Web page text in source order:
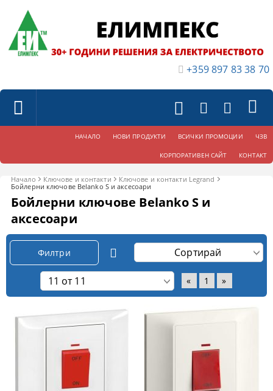
+359 897 83 38 70
НАЧАЛО НОВИ ПРОДУКТИ ВСИЧКИ ПРОМОЦИИ ЧЗВ
КОРПОРАТИВЕН САЙТ КОНТАКТ
Начало Ключове и контакти
Ключове и контакти Legrand
Бойлерни ключове Belanko S и аксесоари
Бойлерни ключове Belanko S и
аксесоари
Филтри
« 1 »